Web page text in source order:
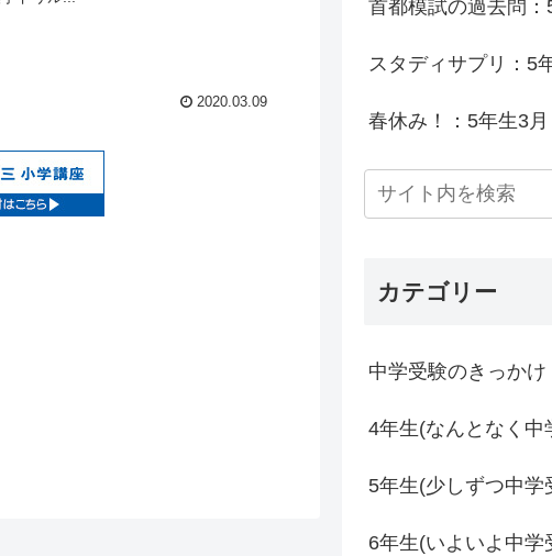
2020.03.09
首都模試の過去問：
スタディサプリ：5
春休み！：5年生3月
カテゴリー
中学受験のきっかけ
4年生(なんとなく中
5年生(少しずつ中学
6年生(いよいよ中学